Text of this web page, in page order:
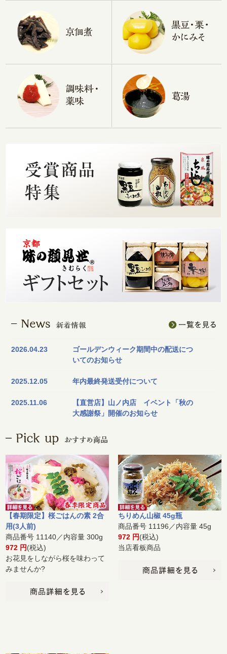
2026.04.23
ゴールデンウィーク期間中の配送につ
いてのお知らせ
2025.12.05 年内最終発送受付について
2025.11.06
【直営店】山ノ内店 イベント「秋の
大感謝祭」開催のお知らせ
【春期限定】桜ごはんの素 2合
用(3人前)
商品番号 11140／内容量 300g
972 円(税込)
お花見をしながら桜を味わって
みませんか?
ちりめん山椒 45g瓶
商品番号 11196／内容量 45g
972 円(税込)
当店看板商品